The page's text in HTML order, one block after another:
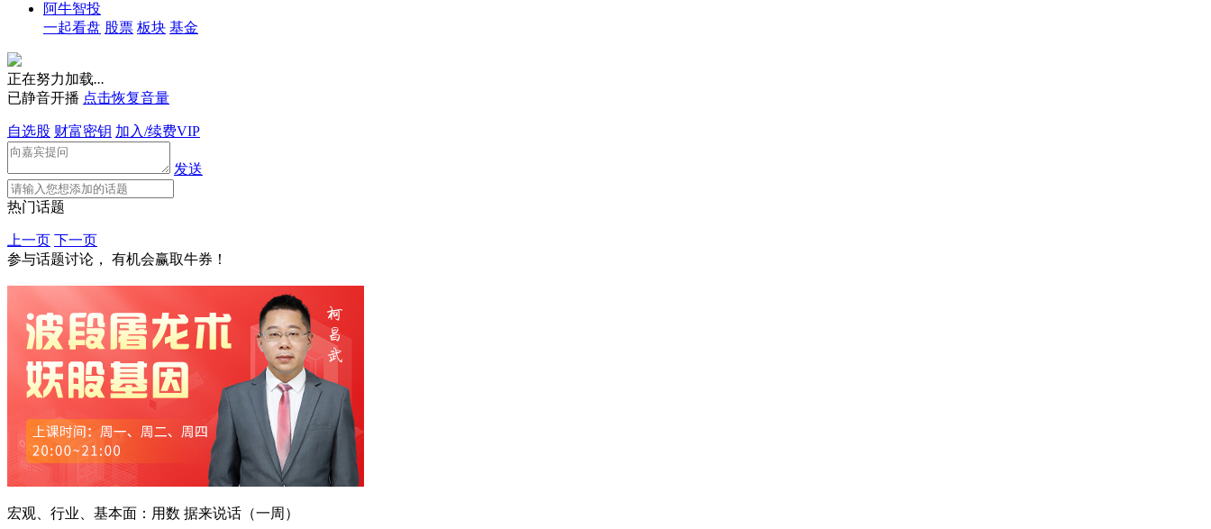
阿牛智投
一起看盘 股票 板块 基金
正在努力加载...
已静音开播 点击恢复音量
自选股 财富密钥 加入/续费VIP
发送
热门话题
上一页 下一页
参与话题讨论， 有机会赢取牛券！
宏观、行业、基本面：用数 据来说话（一周）